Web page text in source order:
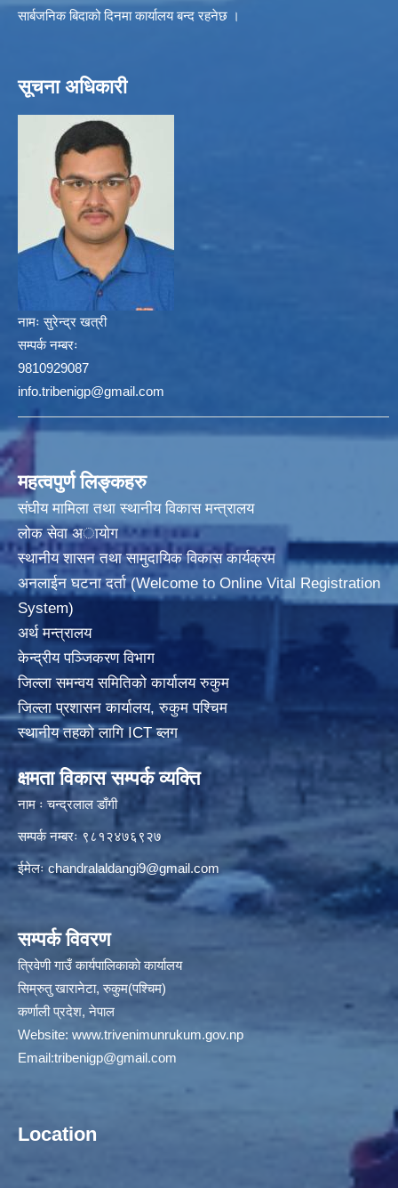
सार्बजनिक बिदाको दिनमा कार्यालय बन्द रहनेछ ।
सूचना अधिकारी
नामः सुरेन्द्र खत्री
सम्पर्क नम्बरः
9810929087
info.tribenigp@gmail.com
महत्वपुर्ण लिङ्कहरु
संघीय मामिला तथा स्थानीय विकास मन्त्रालय
लोक सेवा अायाेग
स्थानीय शासन तथा सामुदायिक विकास कार्यक्रम
अनलाईन घटना दर्ता (Welcome to Online Vital Registration
System)
अर्थ मन्त्रालय
केन्द्रीय पञ्जिकरण विभाग
जिल्ला समन्वय समितिको कार्यालय रुकुम
जिल्ला प्रशासन कार्यालय, रुकुम पश्चिम
स्थानीय तहको लागि ICT ब्लग
क्षमता विकास सम्पर्क व्यक्ति
नाम ः चन्द्रलाल डाँगी
सम्पर्क नम्बरः ९८१२४७६९२७
ईमेलः chandralaldangi9@gmail.com
सम्पर्क विवरण
त्रिवेणी गाउँ कार्यपालिकाकाे कार्यालय
सिम्रुतु खारानेटा, रुकुम(पश्‍चिम)
कर्णाली प्रदेश, नेपाल
Website: www.trivenimunrukum.gov.np
Email:tribenigp@gmail.com
Location